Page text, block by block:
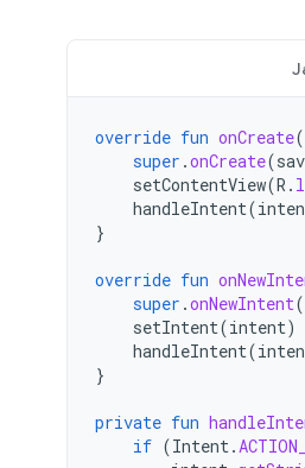
override fun onCreate(
super .onCreate(
setContentView(R .
handleIntent(
}
override fun
super .onNewIntent(
setIntent(intent)
handleIntent(
}
private fun
if (Intent.